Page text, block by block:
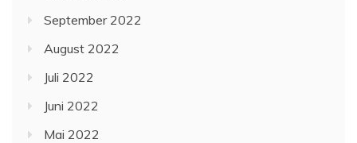
September 2022
August 2022
Juli 2022
Juni 2022
Mai 2022